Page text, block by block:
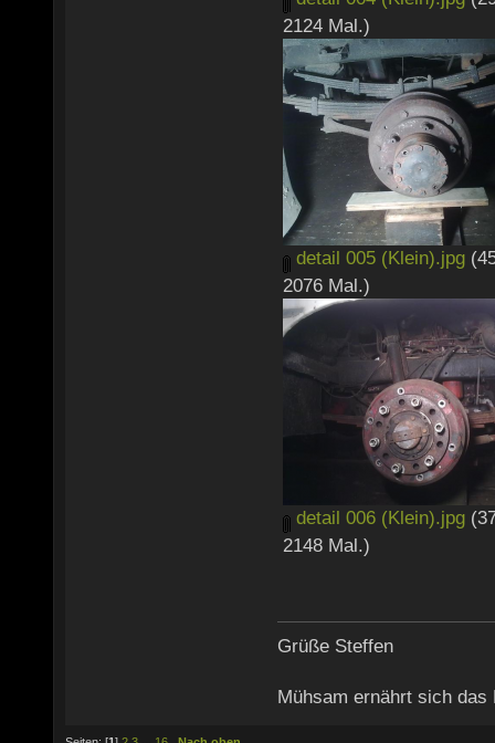
2124 Mal.)
detail 005 (Klein).jpg
2076 Mal.)
detail 006 (Klein).jpg
2148 Mal.)
Grüße Steffen
Mühsam ernährt sich das